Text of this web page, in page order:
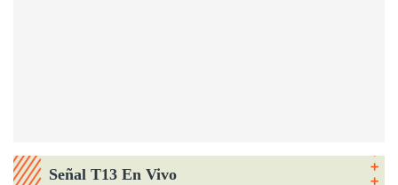
Señal T13 En Vivo